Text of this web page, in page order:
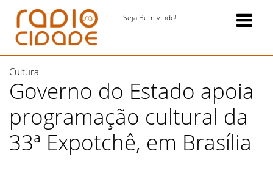
Seja Bem vindo!
Cultura
Governo do Estado apoia
programação cultural da
33ª Expotchê, em Brasília